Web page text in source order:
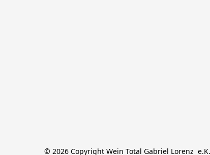
© 2026 Copyright Wein Total Gabriel Lorenz  e.K.